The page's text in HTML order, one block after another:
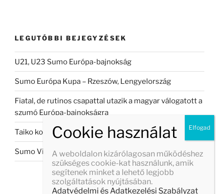
LEGUTÓBBI BEJEGYZÉSEK
U21, U23 Sumo Európa-bajnokság
Sumo Európa Kupa – Rzeszów, Lengyelország
Fiatal, de rutinos csapattal utazik a magyar válogatott a
szumó Európa-bajnokságra
Taiko koncert Veszprémban
Sumo Világbajnokság 2026
A weboldalon kizárólagosan működéshez
szükséges cookie-kat használunk, amik
segítenek minket a lehető legjobb
szolgáltatások nyújtásában.
Adatvédelmi és Adatkezelési Szabályzat